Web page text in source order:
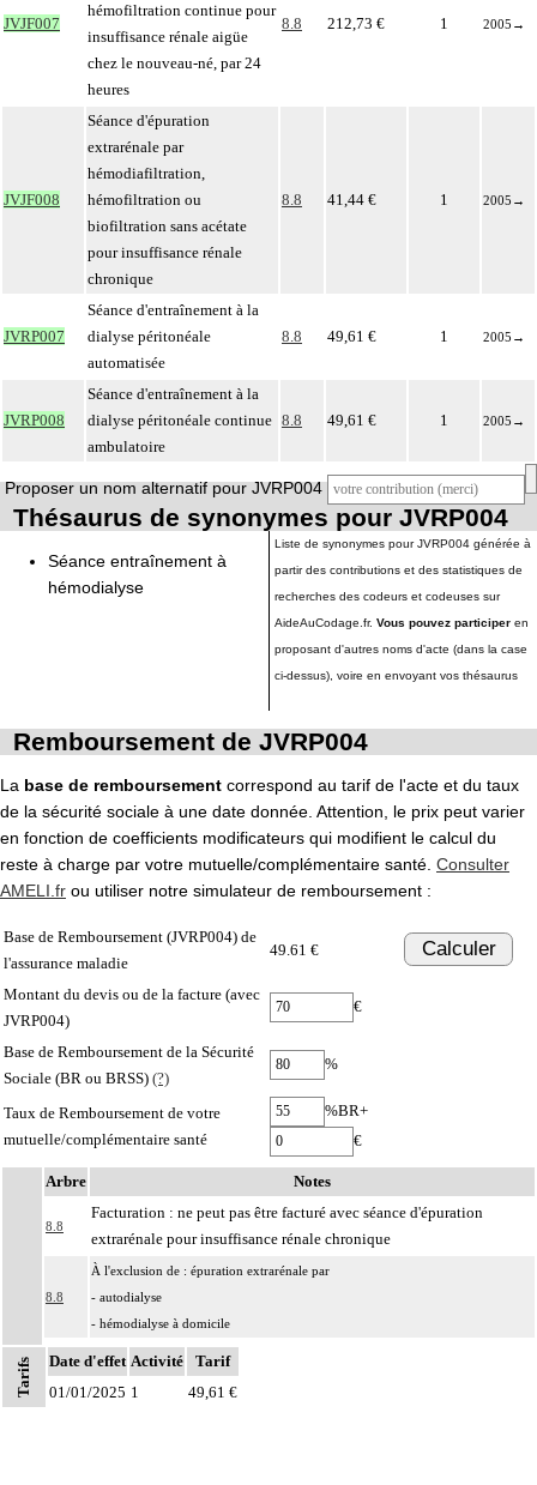
JVJF007
hémofiltration continue pour
insuffisance rénale aigüe
chez le nouveau-né, par 24
heures
8.8 212,73 € 1 2005 →
JVJF008
Séance d'épuration
extrarénale par
hémodiafiltration,
hémofiltration ou
biofiltration sans acétate
pour insuffisance rénale
chronique
8.8 41,44 € 1 2005 →
JVRP007
Séance d'entraînement à la
dialyse péritonéale
automatisée
8.8 49,61 € 1 2005 →
JVRP008
Séance d'entraînement à la
dialyse péritonéale continue
ambulatoire
8.8 49,61 € 1 2005 →
Proposer un nom alternatif pour JVRP004
Thésaurus de synonymes pour JVRP004
Séance entraînement à
hémodialyse
Liste de synonymes pour JVRP004 générée à
partir des contributions et des statistiques de
recherches des codeurs et codeuses sur
AideAuCodage.fr. Vous pouvez participer en
proposant d'autres noms d'acte (dans la case
ci-dessus), voire en envoyant vos thésaurus
Remboursement de JVRP004
La base de remboursement correspond au tarif de l'acte et du taux
de la sécurité sociale à une date donnée. Attention, le prix peut varier
en fonction de coefficients modificateurs qui modifient le calcul du
reste à charge par votre mutuelle/complémentaire santé. Consulter
AMELI.fr ou utiliser notre simulateur de remboursement :
Base de Remboursement (JVRP004) de
l'assurance maladie
49.61 € Calculer
Montant du devis ou de la facture (avec
JVRP004)
€
Base de Remboursement de la Sécurité
Sociale (BR ou BRSS) (?)
%
Taux de Remboursement de votre
mutuelle/complémentaire santé
%BR+
€
Notes
Arbre Notes
8.8
Facturation : ne peut pas être facturé avec séance d'épuration
extrarénale pour insuffisance rénale chronique
8.8
À l'exclusion de : épuration extrarénale par
- autodialyse
- hémodialyse à domicile
8.8
Facturation : La réalisation de dialyse en unité de dialyse médicalisée ne peut
pas être facturée par les actes épuration extra rénale pour insuffisance rénale
Tarifs Date d'effet Activité
Tarif
01/01/2025 1 49,61 €